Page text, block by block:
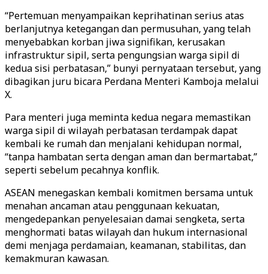
“Pertemuan menyampaikan keprihatinan serius atas
berlanjutnya ketegangan dan permusuhan, yang telah
menyebabkan korban jiwa signifikan, kerusakan
infrastruktur sipil, serta pengungsian warga sipil di
kedua sisi perbatasan,” bunyi pernyataan tersebut, yang
dibagikan juru bicara Perdana Menteri Kamboja melalui
X.
Para menteri juga meminta kedua negara memastikan
warga sipil di wilayah perbatasan terdampak dapat
kembali ke rumah dan menjalani kehidupan normal,
“tanpa hambatan serta dengan aman dan bermartabat,”
seperti sebelum pecahnya konflik.
ASEAN menegaskan kembali komitmen bersama untuk
menahan ancaman atau penggunaan kekuatan,
mengedepankan penyelesaian damai sengketa, serta
menghormati batas wilayah dan hukum internasional
demi menjaga perdamaian, keamanan, stabilitas, dan
kemakmuran kawasan.